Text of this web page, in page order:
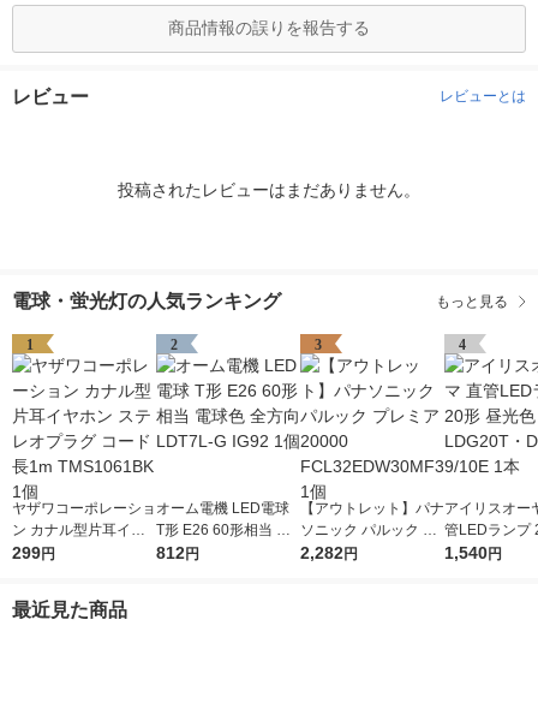
商品情報の誤りを報告する
レビュー レビューとは
投稿されたレビューはまだありません。
電球・蛍光灯の人気ランキング もっと見る
1
ヤザワコーポレーショ
ン カナル型片耳イヤ
ホン ステレオプラグ
299円
2
オーム電機 LED電球
T形 E26 60形相当 電
球色 全方向 LDT7L-G
812円
3
【アウトレット】パナ
ソニック パルック プ
レミア20000 FCL32E
2,282円
4
アイリスオー
管LEDランプ
光色 LDG20T
1,540円
最近見た商品